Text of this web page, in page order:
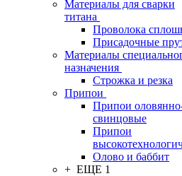
Материалы для сварки
титана
Проволока
Присадочные
Материалы
назначения
Строжка и резка
Припои
Припои
свинцовые
Припои
Олово и баббит
+ ЕЩЕ 1